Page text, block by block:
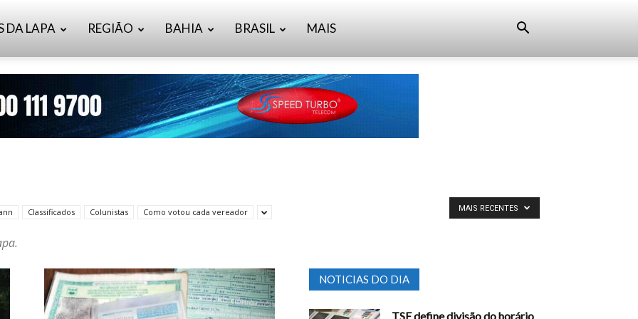
DA LAPA REGIÃO BAHIA BRASIL MAIS
Classificados Colunistas Como votou cada vereador MAIS RECENTES
NOTICIAS DO DIA
TSE define divisão do horário